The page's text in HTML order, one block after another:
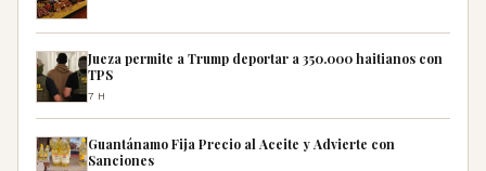
Jueza permite a Trump deportar a 350.000 haitianos con
TPS
7H
Guantánamo Fija Precio al Aceite y Advierte con
Sanciones